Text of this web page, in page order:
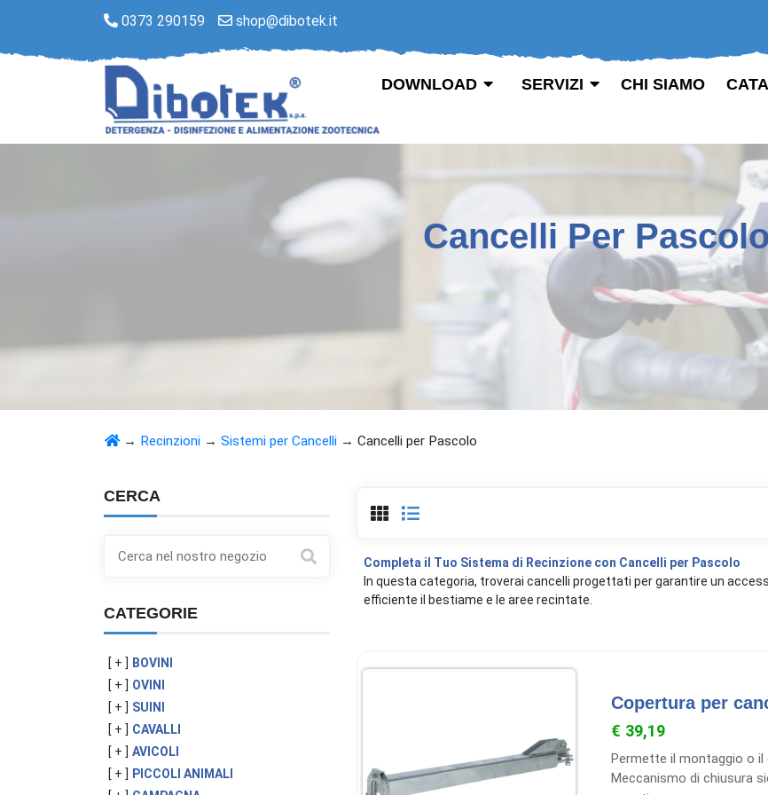
0373 290159 shop@dibotek.it
DOWNLOAD SERVIZI CHI SIAMO
Cancelli Per
→ Recinzioni → Sistemi per Cancelli → Cancelli per Pascolo
CERCA
CATEGORIE
[ + ] BOVINI
[ + ] OVINI
[ + ] SUINI
[ + ] CAVALLI
[ + ] AVICOLI
[ + ] PICCOLI ANIMALI
Completa il Tuo Sistema di Recinzione con Cancelli per Pascolo
In questa categoria, troverai cancelli progettati per garantire un
efficiente il bestiame e le aree recintate.
Copertura per
€ 39,19
Permette il montaggio o il
Meccanismo di chiusura